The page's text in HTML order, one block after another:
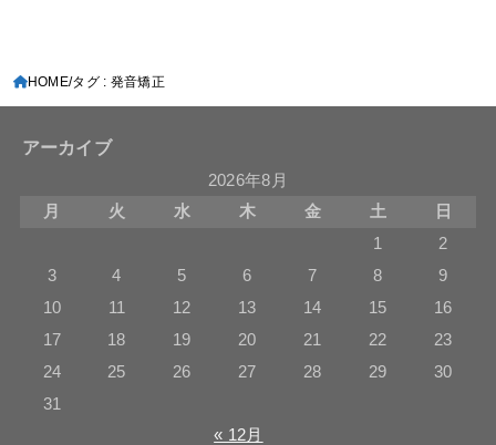
HOME タグ : 発音矯正
アーカイブ
2026年8月
月
火 水 木 金 土
日
1
2
3
4 5 6 7 8
9
10
11 12 13 14 15
16
17
18 19 20 21 22
23
24
25 26 27 28 29
30
31
« 12月